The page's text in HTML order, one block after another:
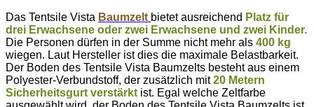
Das Tentsile Vista Baumzelt bietet ausreichend Platz für
drei Erwachsene oder zwei Erwachsene und zwei Kinder.
Die Personen dürfen in der Summe nicht mehr als 400 kg
wiegen. Laut Hersteller ist dies die maximale Belastbarkeit.
Der Boden des Tentsile Vista Baumzelts besteht aus einem
Polyester-Verbundstoff, der zusätzlich mit20 Metern
Sicherheitsgurt verstärkt ist. Egal welche Zeltfarbe